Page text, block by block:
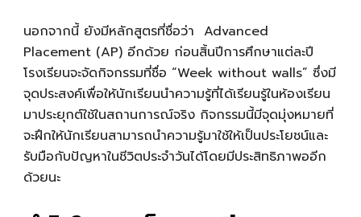
นอกจากนี้ ยังมีหลักสูตรที่ชื่อว่า Advanced
Placement (AP) อีกด้วย ก่อนสิ้นปีการศึกษาแต่ละปี
โรงเรียนจะจัดกิจกรรมที่ชื่อ “Week without walls” ซึ่งมี
จุดประสงค์เพื่อให้นักเรียนนำความรู้ที่ได้เรียนรู้ในห้องเรียน
มาประยุกต์ใช้ในสถานการณ์จริง กิจกรรมนี้มีจุดมุ่งหมายที่
จะฝึกให้นักเรียนสามารถนำความรู้มาใช้ให้เป็นประโยชน์และ
รับมือกับปัญหาในชีวิตประจำวันได้โดยมีประสิทธิภาพออีก
ด้วยนะ